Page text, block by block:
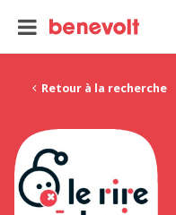
Retour à la recherche